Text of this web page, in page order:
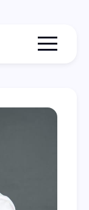
Menu